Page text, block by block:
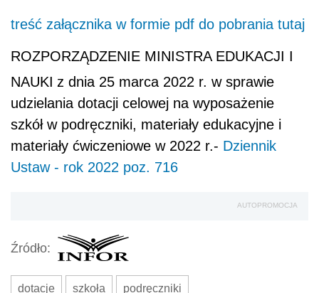
treść załącznika w formie pdf do pobrania tutaj
ROZPORZĄDZENIE MINISTRA EDUKACJI I
NAUKI z dnia 25 marca 2022 r. w sprawie
udzielania dotacji celowej na wyposażenie
szkół w podręczniki, materiały edukacyjne i
materiały ćwiczeniowe w 2022 r.- Dziennik
Ustaw - rok 2022 poz. 716
AUTOPROMOCJA
Źródło:
dotacje szkoła podręczniki